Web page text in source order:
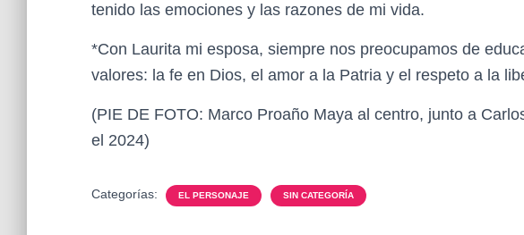
tenido las emociones y las razones de mi vida.
*Con Laurita mi esposa, siempre nos preocupamos de
valores: la fe en Dios, el amor a la Patria y el respeto a la
(PIE DE FOTO: Marco Proaño Maya al centro, junto a
el 2024)
Categorías: EL PERSONAJE SIN CATEGORÍA